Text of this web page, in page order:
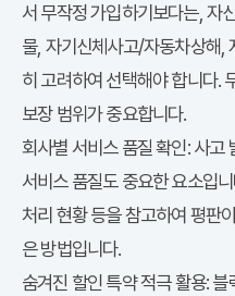
서 무작정 가입하기보다는, 자
물, 자기신체사고/자동차상해,
히 고려하여 선택해야 합니다.
보장 범위가 중요합니다.
회사별 서비스 품질 확인:사고
서비스 품질도 중요한 요소입
처리 현황 등을 참고하여 평판
은 방법입니다.
숨겨진 할인 특약 적극 활용:블